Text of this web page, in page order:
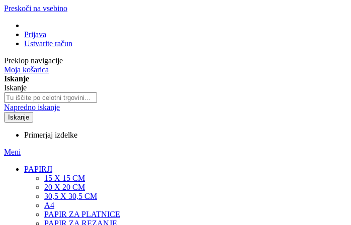
Preskoči na vsebino
Prijava
Ustvarite račun
Preklop navigacije
Moja košarica
Iskanje
Iskanje
Napredno iskanje
Iskanje
Primerjaj izdelke
Meni
PAPIRJI
15 X 15 CM
20 X 20 CM
30,5 X 30,5 CM
A4
PAPIR ZA PLATNICE
PAPIR ZA REZANJE